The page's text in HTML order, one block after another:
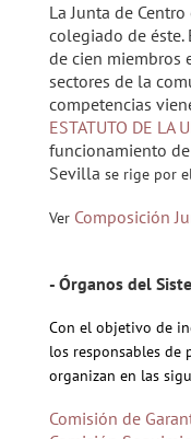
La Junta de
colegiado de
de cien miembros
sectores de la
competencias
ESTATUTO DE LA
funcionamiento
Sevilla se rige por
Ver Composición
- Órganos del
Con el objetivo de
los responsables de
organizan en las
Comisión de